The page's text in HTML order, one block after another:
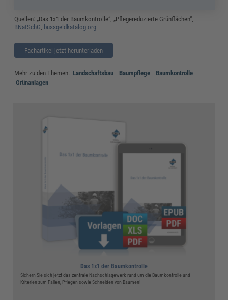
Quellen: „Das 1x1 der Baumkontrolle“, „Pflegereduzierte Grünflächen“,
BNatSchG, bussgeldkatalog.org
Fachartikel jetzt herunterladen
Mehr zu den Themen: Landschaftsbau Baumpflege
Baumkontrolle
Grünanlagen
Das 1x1 der Baumkontrolle
Sichern Sie sich jetzt das zentrale Nachschlagewerk rund um die Baumkontrolle und
Kriterien zum Fällen, Pflegen sowie Schneiden von Bäumen!